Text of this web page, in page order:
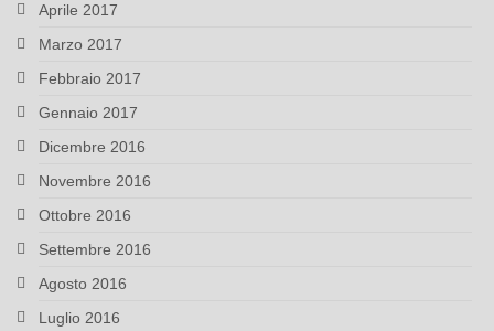
Aprile 2017
Marzo 2017
Febbraio 2017
Gennaio 2017
Dicembre 2016
Novembre 2016
Ottobre 2016
Settembre 2016
Agosto 2016
Luglio 2016